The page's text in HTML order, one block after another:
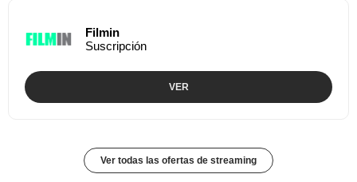
Filmin
Suscripción
VER
Ver todas las ofertas de streaming